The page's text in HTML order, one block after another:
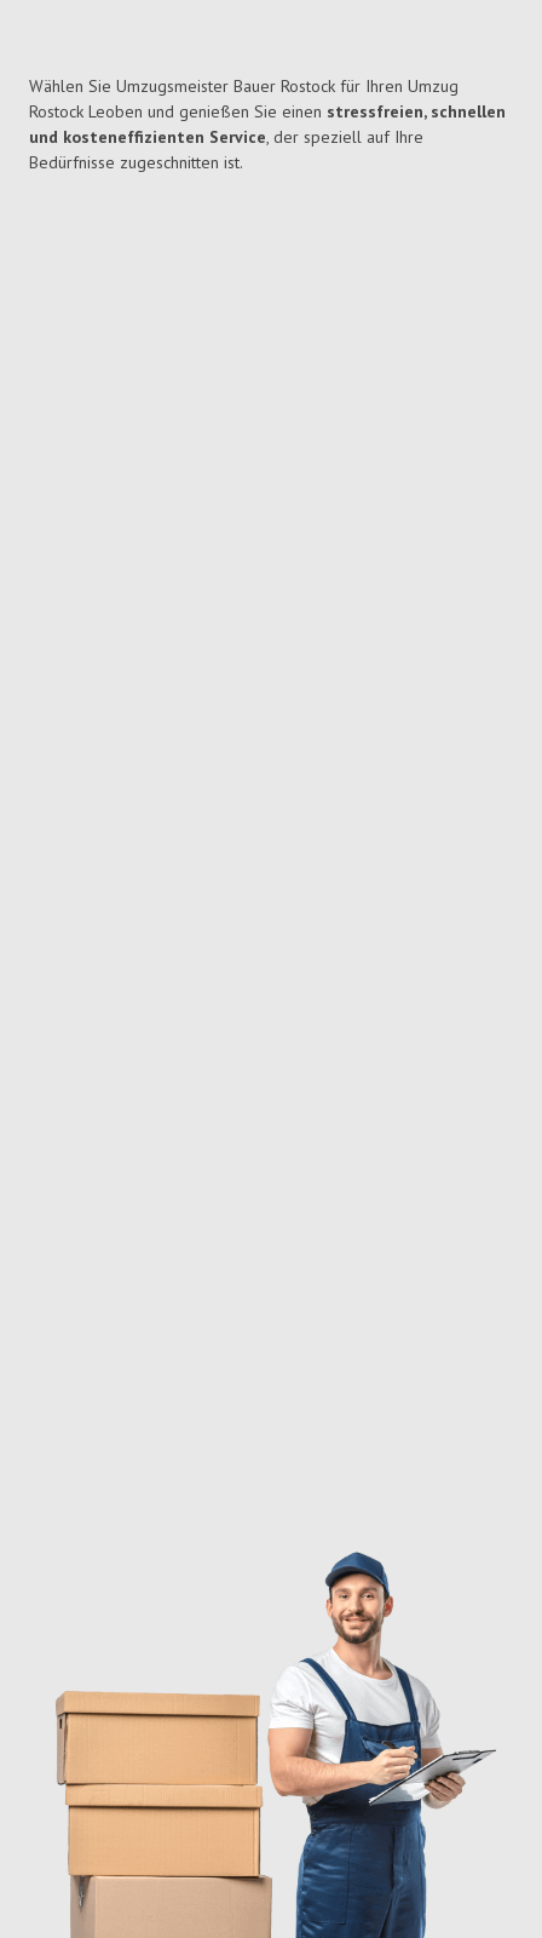
Wählen Sie Umzugsmeister Bauer Rostock für Ihren Umzug
Rostock Leoben und genießen Sie einen stressfreien, schnellen
und kosteneffizienten Service, der speziell auf Ihre
Bedürfnisse zugeschnitten ist.